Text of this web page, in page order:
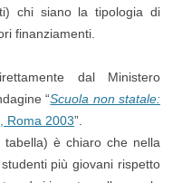
chi siano la tipologia di
finanziamenti.
dal Ministero
“Scuola non statale:
Roma 2003”.
è chiaro che nella
più giovani rispetto